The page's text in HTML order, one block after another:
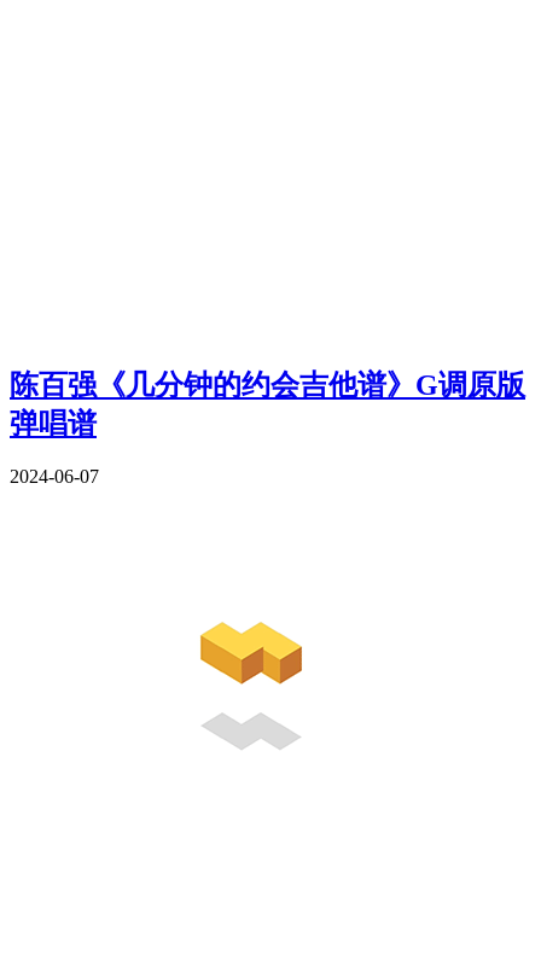
陈百强《几分钟的约会吉他谱》G调原版
弹唱谱
2024-06-07